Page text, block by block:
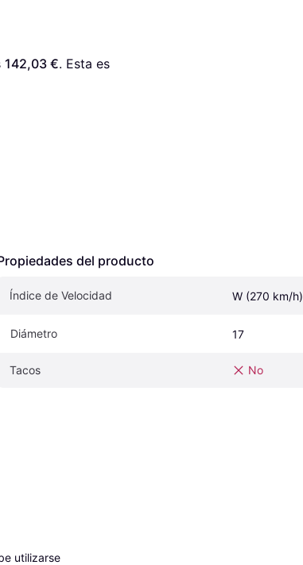
142,03 €. Esta es
del producto
Índice de Velocidad W (270 km/h)
Diámetro 17
Tacos No
utilizarse